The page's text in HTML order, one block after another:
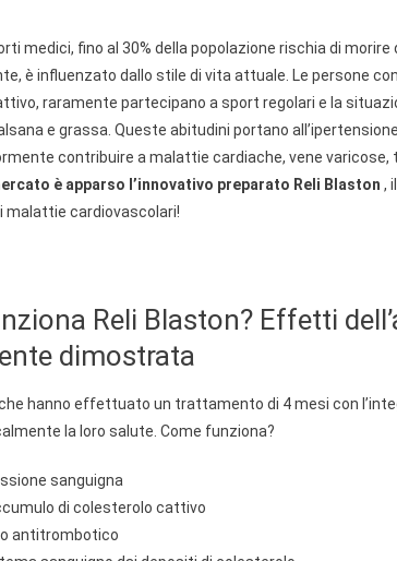
Delle
Vene
medici, fino al 30% della popolazione rischia di
è influenzato dallo stile di vita attuale. Le persone
raramente partecipano a sport regolari e la
e grassa. Queste abitudini portano
contribuire a malattie cardiache, vene varicose,
è apparso l’innovativo preparato Reli Blaston ,
malattie cardiovascolari!
Reli Blaston? Effetti
dimostrata
hanno effettuato un trattamento di 4 mesi con
la loro salute. Come funziona?
sanguigna
di colesterolo cattivo
antitrombotico